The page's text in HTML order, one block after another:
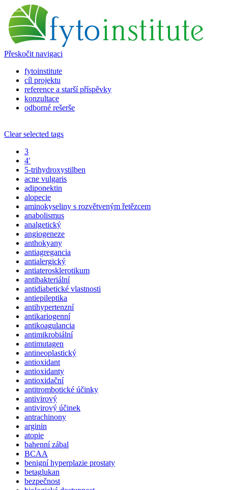
Přeskočit navigaci
fytoinstitute
cíl projektu
reference a starší příspěvky
konzultace
odborné rešerše
Clear selected tags
3
4′
5-trihydroxystilben
acne vulgaris
adiponektin
alopecie
aminokyseliny s rozvětveným řetězcem
anabolismus
analgetický
angiogeneze
anthokyany
antiagregancia
antialergický
antiaterosklerotikum
antibakteriální
antidiabetické vlastnosti
antiepileptika
antihypertenzní
antikariogenní
antikoagulancia
antimikrobiální
antimutagen
antineoplastický
antioxidant
antioxidanty
antioxidační
antitrombotické účinky
antivirový
antivirový účinek
antrachinony
arginin
atopie
bahenní zábal
BCAA
benigní hyperplazie prostaty
betaglukan
bezpečnost